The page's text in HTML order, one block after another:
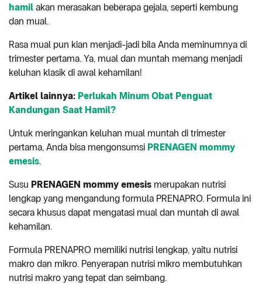
hamil akan merasakan beberapa gejala, seperti kembung
dan mual.
Rasa mual pun kian menjadi-jadi bila Anda meminumnya di
trimester pertama. Ya, mual dan muntah memang menjadi
keluhan klasik di awal kehamilan!
Artikel lainnya: Perlukah Minum Obat Penguat
Kandungan Saat Hamil?
Untuk meringankan keluhan mual muntah di trimester
pertama, Anda bisa mengonsumsi PRENAGEN mommy
emesis.
Susu PRENAGEN mommy emesis merupakan nutrisi
lengkap yang mengandung formula PRENAPRO. Formula ini
secara khusus dapat mengatasi mual dan muntah di awal
kehamilan.
Formula PRENAPRO memiliki nutrisi lengkap, yaitu nutrisi
makro dan mikro. Penyerapan nutrisi mikro membutuhkan
nutrisi makro yang tepat dan seimbang.